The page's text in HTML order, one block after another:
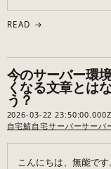
READ →
今のサーバー環
くなる文章とは
う？
2026-03-22 23:50:00.000Z
自宅鯖自宅サーバーサーバ
こんにちは、無能で